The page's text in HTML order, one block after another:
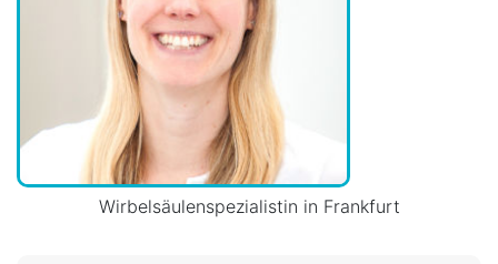
Wirbelsäulenspezialistin in Frankfurt